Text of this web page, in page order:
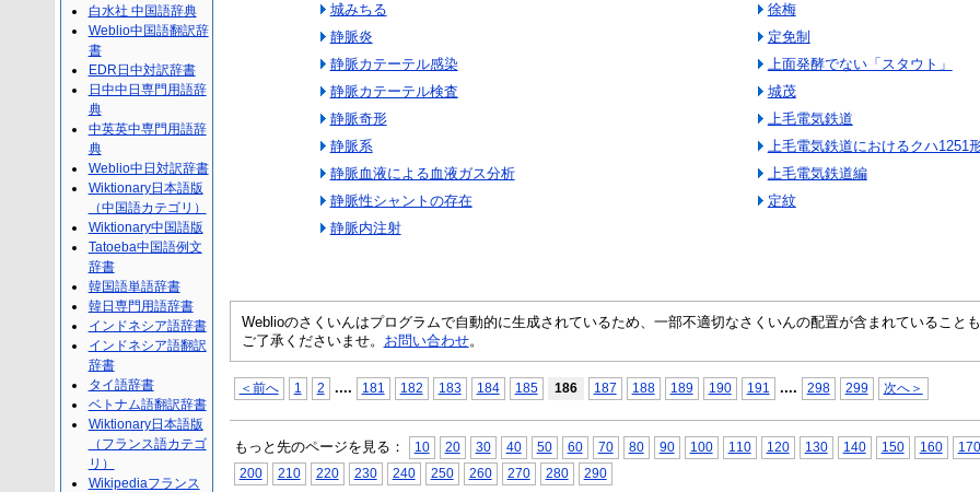
城みちる
静脈炎
静脈カテーテル感染
静脈カテーテル検査
静脈奇形
静脈系
静脈血液による血液ガス分析
静脈性シャントの存在
静脈内注射
徐梅
定免制
上面発酵でない「スタウト」
城茂
上毛電気鉄道
上毛電気鉄道におけるクハ1251
上毛電気鉄道編
定紋
Weblioのさくいんはプログラムで自動的に生成されているため、一部不適切なさくいんの配置が含まれていること
ご了承くださいませ。 お問い合わせ。
＜前へ 1 2 .... 181 182 183 184 185 186 187 188 189 190 191 .... 298 299 次へ＞
もっと先のページを見る： 10 20 30 40 50 60 70 80 90 100 110 120 130 140 150 160
170
200
210 220 230 240 250 260 270 280 290
白水社 中国語辞典
Weblio中国語翻訳辞
書
EDR日中対訳辞書
日中中日専門用語辞
典
中英英中専門用語辞
典
Weblio中日対訳辞書
Wiktionary日本語版
（中国語カテゴリ）
Wiktionary中国語版
Tatoeba中国語例文
辞書
韓国語単語辞書
韓日専門用語辞書
インドネシア語辞書
インドネシア語翻訳
辞書
タイ語辞書
ベトナム語翻訳辞書
Wiktionary日本語版
（フランス語カテゴ
リ）
Wikipediaフランス